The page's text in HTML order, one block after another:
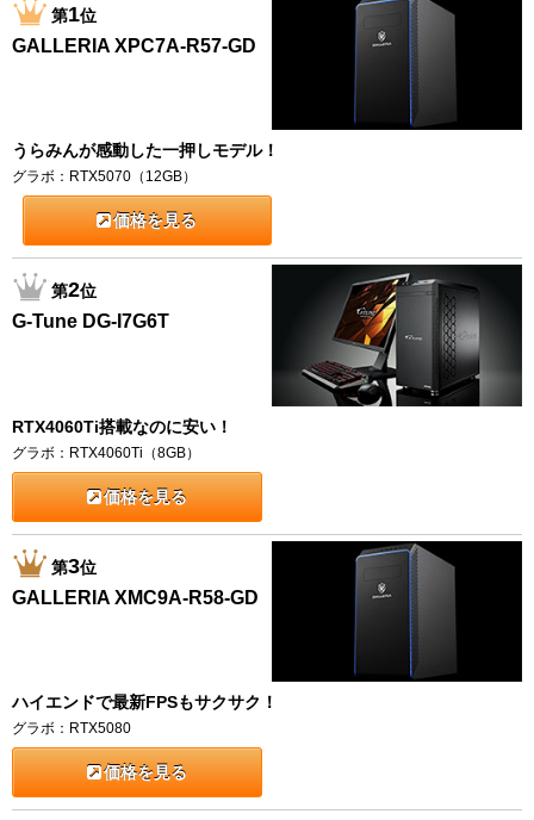
第1位
GALLERIA XPC7A-R57-GD
うらみんが感動した一押しモデル！
グラボ：RTX5070（12GB）
価格を見る
第2位
G-Tune DG-I7G6T
RTX4060Ti搭載なのに安い！
グラボ：RTX4060Ti（8GB）
価格を見る
第3位
GALLERIA XMC9A-R58-GD
ハイエンドで最新FPSもサクサク！
グラボ：RTX5080
価格を見る